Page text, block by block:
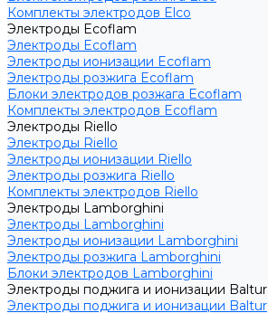
Комплекты электродов Elco
Электроды Ecoflam
Электроды Ecoflam
Электроды ионизации Ecoflam
Электроды розжига Ecoflam
Блоки электродов розжага Ecoflam
Комплекты электродов Ecoflam
Электроды Riello
Электроды Riello
Электроды ионизации Riello
Электроды розжига Riello
Комплекты электродов Riello
Электроды Lamborghini
Электроды Lamborghini
Электроды ионизации Lamborghini
Электроды розжига Lamborghini
Блоки электродов Lamborghini
Электроды поджига и ионизации Baltur
Электроды поджига и ионизации Baltur